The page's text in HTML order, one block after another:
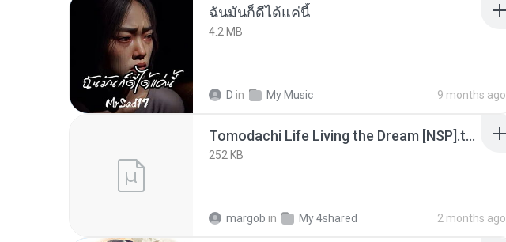
ฉันมันก็ดีได้แค่นี้
4.2 MB
D in My Music 9 months ago
Tomodachi Life Living the Dream [NSP].torrent
252 KB
margob in My 4shared 2 months ago